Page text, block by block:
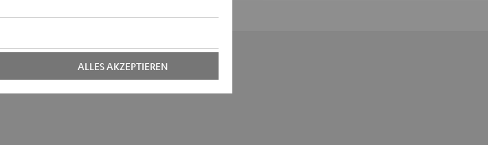
ALLES AKZEPTIEREN